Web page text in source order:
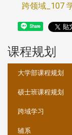
跨领域_107
Share
课程规划
大学部课程规划
硕士班课程规划
跨域学习
辅系